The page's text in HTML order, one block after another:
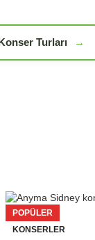
Turları →
POPÜLER
KONSERLER